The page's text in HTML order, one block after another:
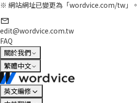
※ 網站網址已變更為「wordvice.com/tw」。
edit@wordvice.com.tw
FAQ
關於我們
繁體中文
英文編修